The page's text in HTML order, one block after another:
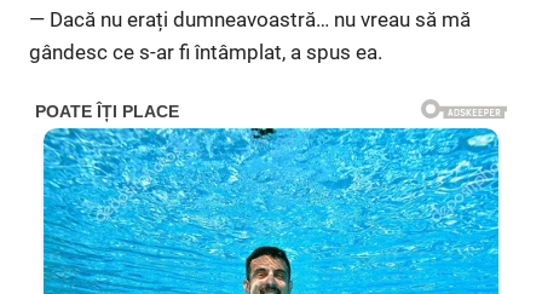
— Dacă nu erați dumneavoastră… nu vreau să mă
gândesc ce s-ar fi întâmplat, a spus ea.